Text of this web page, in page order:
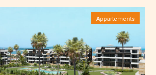
Appartements